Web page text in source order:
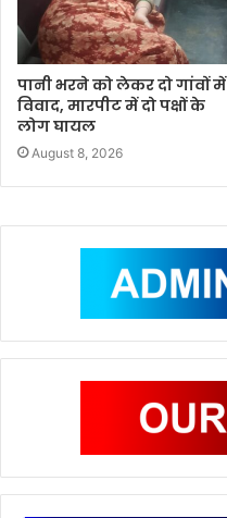
पानी भरने को लेकर दो गांवों में
विवाद, मारपीट में दो पक्षों के
लोग घायल
August 8, 2026